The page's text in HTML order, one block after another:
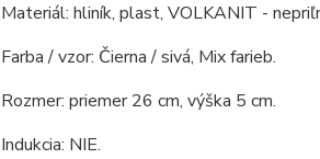
Materiál: hliník, plast, VOLKANIT -
Farba / vzor: Čierna / sivá, Mix farieb.
Rozmer: priemer 26 cm, výška 5 cm.
Indukcia: NIE.